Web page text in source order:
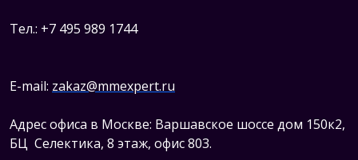
Тел.: +7 495 989 1744
E-mail: zakaz@mmexpert.ru
Адрес офиса в Москве: Варшавское шоссе дом 150к2,
БЦ Селектика, 8 этаж, офис 803.